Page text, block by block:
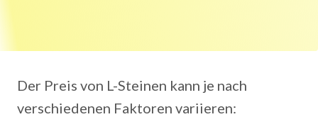
Der Preis von L-Steinen kann je nach
verschiedenen Faktoren variieren: